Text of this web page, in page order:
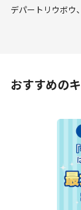
デパートリウボウ
おすすめの